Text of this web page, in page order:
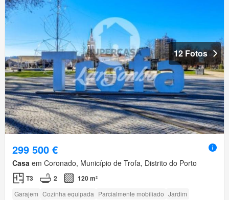
12 Fotos
299 500 €
Casa em Coronado, Município de Trofa, Distrito do Porto
T3 2 120 m²
Garajem Cozinha equipada Parcialmente mobiliado Jardim